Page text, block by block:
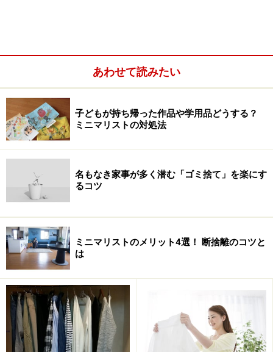
長さが60cm×170cmあり、肩にまわしかけたときに絶妙
な位置にある大きなポケットに手を入れることで手袋要
らずで過ごせるんですよ。
あわせて読みたい
子どもが持ち帰った作品や学用品どうする？
ミニマリストの対処法
名もなき家事が多く潜む「ゴミ捨て」を楽にす
るコツ
ミニマリストのメリット4選！ 断捨離のコツと
は